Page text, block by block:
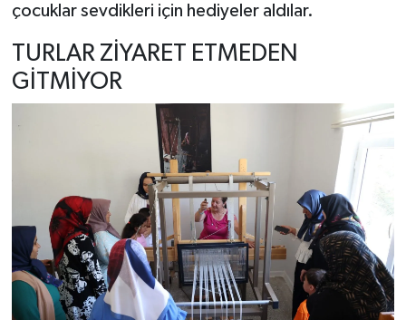
çocuklar sevdikleri için hediyeler aldılar.
TURLAR ZİYARET ETMEDEN
GİTMİYOR